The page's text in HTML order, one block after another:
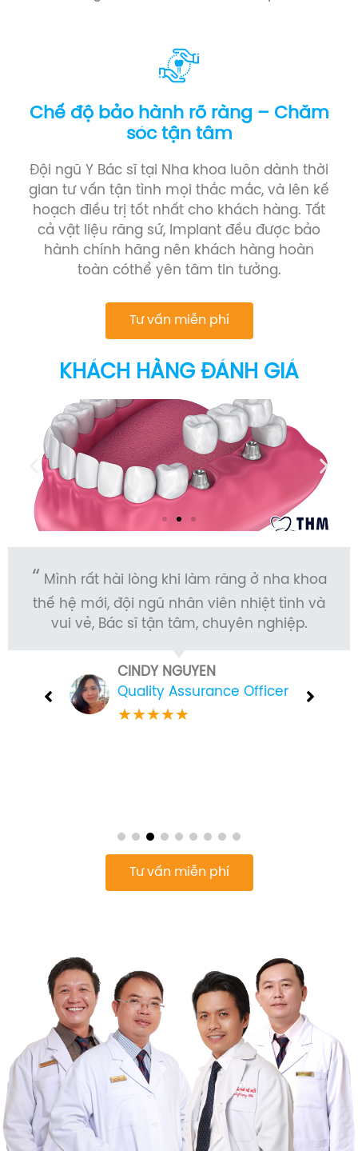
Chế độ bảo hành rõ ràng – Chăm
sóc tận tâm
Đội ngũ Y Bác sĩ tại Nha khoa luôn dành thời
gian tư vấn tận tình mọi thắc mắc, và lên kế
hoạch điều trị tốt nhất cho khách hàng. Tất
cả vật liệu răng sứ, Implant đều được bảo
hành chính hãng nên khách hàng hoàn
toàn cóthể yên tâm tin tưởng.
Tư vấn miễn phí
KHÁCH HÀNG ĐÁNH GIÁ
Mình rất hài lòng khi làm răng ở nha khoa
thế hệ mới, đội ngũ nhân viên nhiệt tình và
vui vẻ, Bác sĩ tận tâm, chuyên nghiệp.
CINDY NGUYEN
Quality Assurance Officer
★★★★★
Tư vấn miễn phí